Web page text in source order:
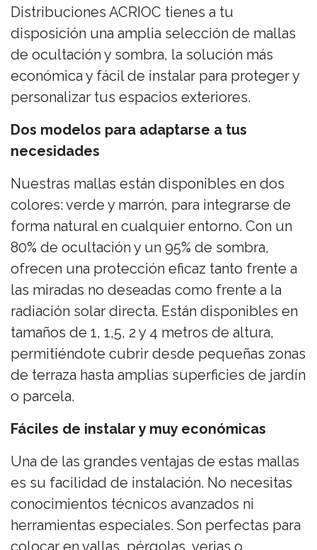
Distribuciones ACRIOC tienes a tu
disposición una amplia selección de mallas
de ocultación y sombra, la solución más
económica y fácil de instalar para proteger y
personalizar tus espacios exteriores.
Dos modelos para adaptarse a tus
necesidades
Nuestras mallas están disponibles en dos
colores: verde y marrón, para integrarse de
forma natural en cualquier entorno. Con un
80% de ocultación y un 95% de sombra,
ofrecen una protección eficaz tanto frente a
las miradas no deseadas como frente a la
radiación solar directa. Están disponibles en
tamaños de 1, 1,5, 2 y 4 metros de altura,
permitiéndote cubrir desde pequeñas zonas
de terraza hasta amplias superficies de jardín
o parcela.
Fáciles de instalar y muy económicas
Una de las grandes ventajas de estas mallas
es su facilidad de instalación. No necesitas
conocimientos técnicos avanzados ni
herramientas especiales. Son perfectas para
colocar en vallas, pérgolas, verjas o